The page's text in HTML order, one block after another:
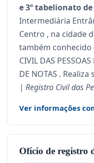
e 3º tabelionato
Intermediária
Centro , na cidade
também conhecido
CIVIL DAS
DE NOTAS .
| Registro Civil das
Ver informações
Ofício de registro